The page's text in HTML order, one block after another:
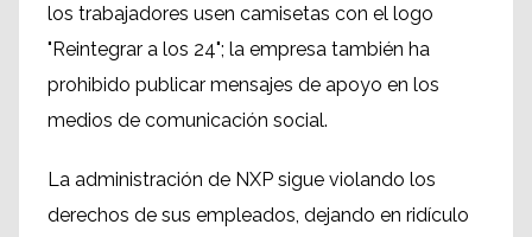
los trabajadores usen camisetas con el logo
"Reintegrar a los 24"; la empresa también ha
prohibido publicar mensajes de apoyo en los
medios de comunicación social.
La administración de NXP sigue violando los
derechos de sus empleados, dejando en ridículo